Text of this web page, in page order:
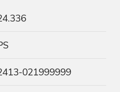
021999999